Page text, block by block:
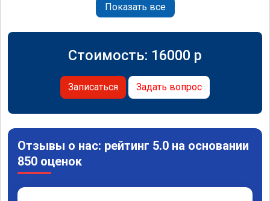
Показать все
Стоимость: 16000 p
Записаться Задать вопрос
Отзывы о нас: рейтинг 5.0 на основании
850 оценок